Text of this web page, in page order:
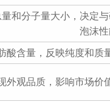
和分子量大小，决定
泡沫
酸含量，反映纯度和质
外观品质，影响市场价